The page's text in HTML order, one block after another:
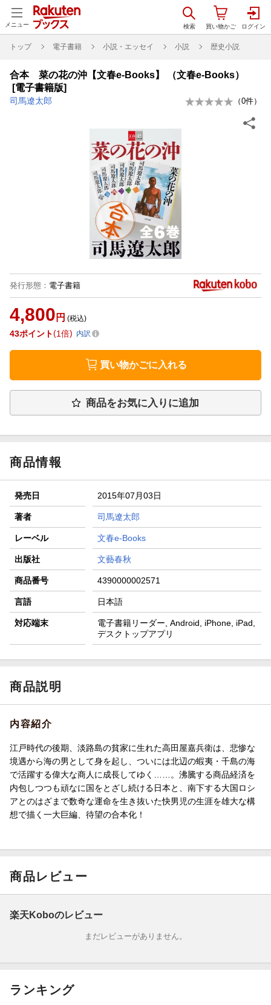
メニュー
トップ 電子書籍 小説・エッセイ 小説 歴史小説
合本 菜の花の沖【文春e-Books】 （文春e-Books）
[電子書籍版]
司馬遼太郎 （0件）
発行形態 ： 電子書籍
4,800 円 (税込)
43ポイント 1倍 内訳
買い物かごに入れる
商品をお気に入りに追加
商品情報
発売日 2015年07月03日
著者 司馬遼太郎
レーベル 文春e-Books
出版社 文藝春秋
商品番号 4390000002571
言語 日本語
対応端末
電子書籍リーダー, Android, iPhone, iPad,
デスクトップアプリ
商品説明
内容紹介
江戸時代の後期、淡路島の貧家に生れた高田屋嘉兵衛は、悲惨な
境遇から海の男として身を起し、ついには北辺の蝦夷・千島の海
で活躍する偉大な商人に成長してゆく……。沸騰する商品経済を
内包しつつも頑なに国をとざし続ける日本と、南下する大国ロシ
アとのはざまで数奇な運命を生き抜いた快男児の生涯を雄大な構
想で描く一大巨編、待望の合本化！
商品レビュー
楽天Koboのレビュー
まだレビューがありません。
ランキング